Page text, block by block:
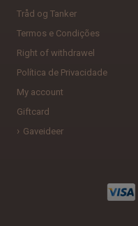
Tråd og Tanker
Termos e Condições
Right of withdrawel
Política de Privacidade
My account
Giftcard
Gaveideer